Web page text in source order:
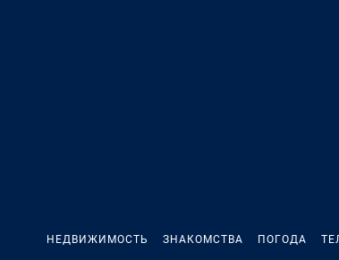
НЕДВИЖИМОСТЬ ЗНАКОМСТВА ПОГОДА